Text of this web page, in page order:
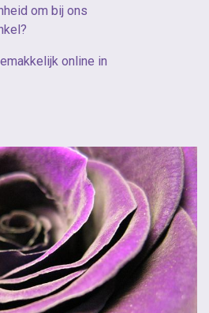
om bij ons
online in